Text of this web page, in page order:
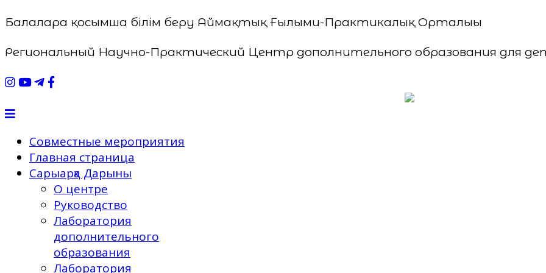
Балаларға қосымша білім беру Аймақтық Ғылыми-Практикалық Орталығы
Региональный Научно-Практический Центр дополнительного образования для
Совместные мероприятия
Главная страница
Сарыарқа Дарыны
О центре
Руководство
Лаборатория
дополнительного
образования
Лаборатория